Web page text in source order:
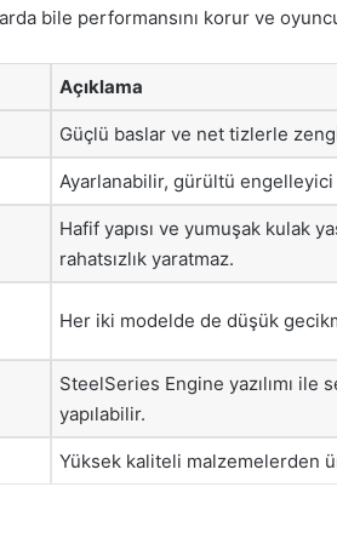
bile performansını korur ve
Açıklama
Güçlü baslar ve net tizlerle
Ayarlanabilir, gürültü
Hafif yapısı ve yumuşak kulak
rahatsızlık yaratmaz.
Her iki modelde de düşük
SteelSeries Engine yazılımı ile
yapılabilir.
Yüksek kaliteli malzemelerden